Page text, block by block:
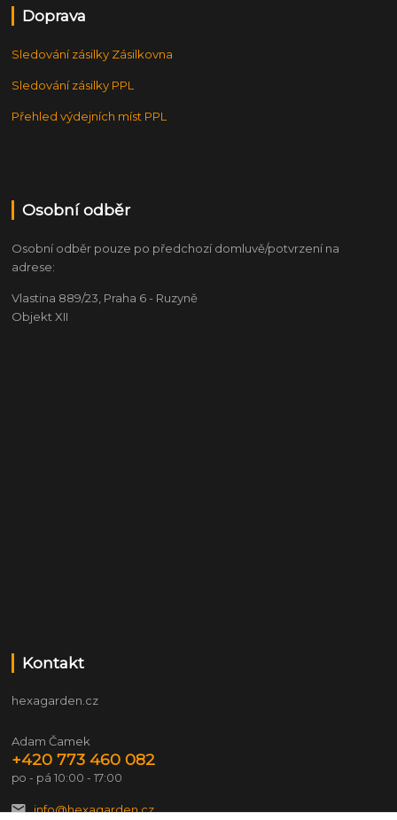
Doprava
Sledování zásilky Zásilkovna
Sledování zásilky PPL
Přehled výdejních míst PPL
Osobní odběr
Osobní odběr pouze po předchozí domluvě/potvrzení na
adrese:
Vlastina 889/23, Praha 6 - Ruzyně
Objekt XII
Kontakt
hexagarden.cz
Adam Čamek
+420 773 460 082
po - pá 10:00 - 17:00
info@hexagarden.cz